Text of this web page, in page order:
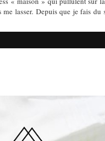
lasser. Depuis que je fais du